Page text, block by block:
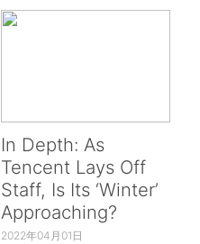
In Depth: As
Tencent Lays Off
Staff, Is Its ‘Winter’
Approaching?
2022年04月01日